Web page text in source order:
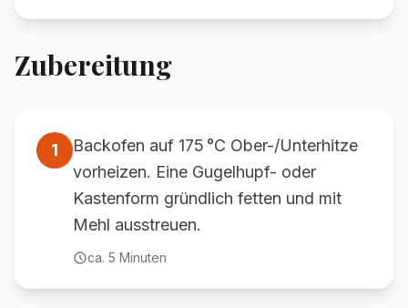
Zubereitung
1
Backofen auf 175 °C Ober-/Unterhitze
vorheizen. Eine Gugelhupf- oder
Kastenform gründlich fetten und mit
Mehl ausstreuen.
ca. 5 Minuten